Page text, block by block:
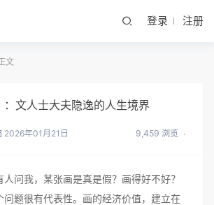
登录 注册
文
：文人士大夫隐逸的人生境界
2026年01月21日 9,459 浏览
我，某张画是真是假？画得好不好？
问题很有代表性。画的经济价值，建立在